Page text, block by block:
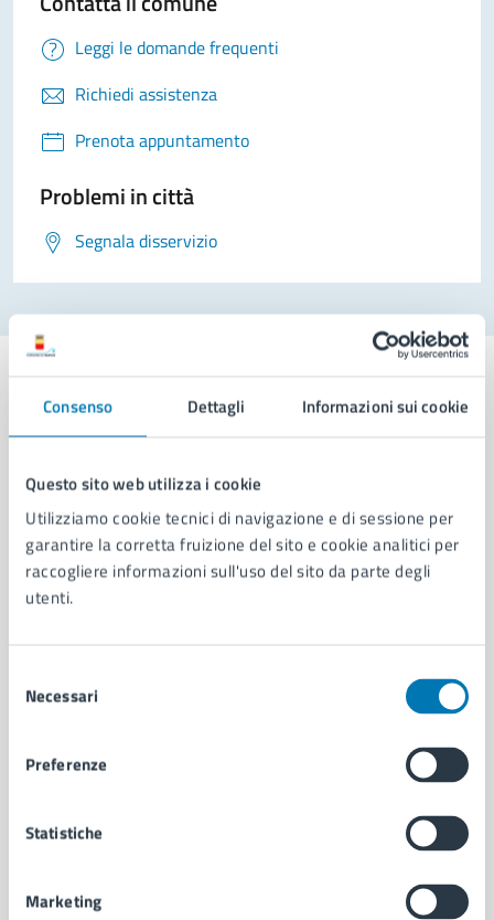
Consenso Dettagli Informazioni sui cookie
Questo sito web utilizza i cookie
Utilizziamo cookie tecnici di navigazione e di sessione per
garantire la corretta fruizione del sito e cookie analitici per
raccogliere informazioni sull'uso del sito da parte degli
utenti.
delNecessari
Preferenze
Statistiche
Marketing
Leggi le domande frequenti
Richiedi assistenza
Prenota appuntamento
Problemi in città
Segnala disservizio
AMMINISTRAZIONE
Aree amministrative
Organi di governo
Municipalità
Politici
Intranet, posta aziendale e protocollo
CATEGORIE DI SERVIZIO
Anagrafe e stato civile